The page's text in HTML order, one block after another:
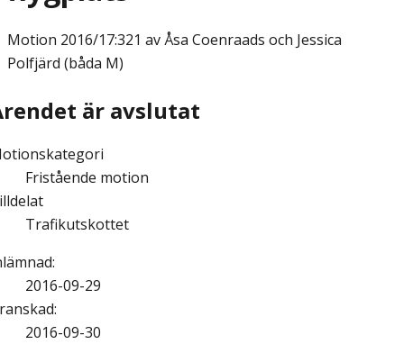
Motion 2016/17:321 av Åsa Coenraads och Jessica
Polfjärd (båda M)
är avslutat
Fristående motion
Trafikutskottet
:
2016-09-29
:
2016-09-30